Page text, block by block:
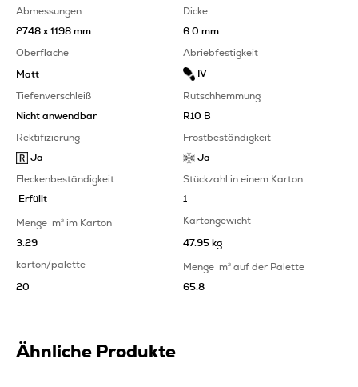
Abmessungen
2748 x 1198 mm
Dicke
6.0 mm
Oberfläche
Matt
Abriebfestigkeit
IV
Tiefenverschleiß
Nicht anwendbar
Rutschhemmung
R10 B
Rektifizierung
Ja
Frostbeständigkeit
Ja
Fleckenbeständigkeit
Erfüllt
Stückzahl in einem Karton
1
Menge m2 im Karton
3.29
Kartongewicht
47.95 kg
karton/palette
20
Mengem2 auf der Palette
65.8
Ähnliche Produkte